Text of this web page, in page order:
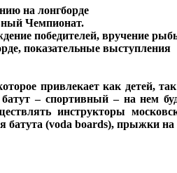
на лонгборде
Чемпионат.
победителей, вручение
показательные выступления
привлекает как детей,
– спортивный – на нем
инструкторы
батута (voda boards), прыжки